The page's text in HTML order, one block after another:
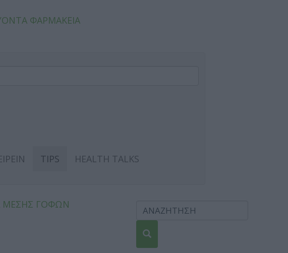
ΦΑΡΜΑΚΕΙΑ
TIPS
HEALTH TALKS
ΜΕΣΗΣ ΓΟΦΩΝ